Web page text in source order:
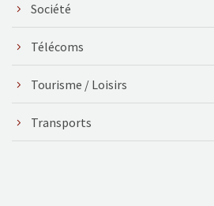
Société
Télécoms
Tourisme / Loisirs
Transports